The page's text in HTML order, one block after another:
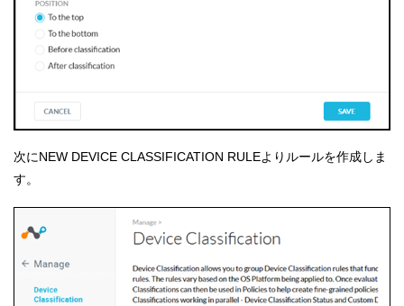
次にNEW DEVICE CLASSIFICATION RULEよりルールを作成しま
す。